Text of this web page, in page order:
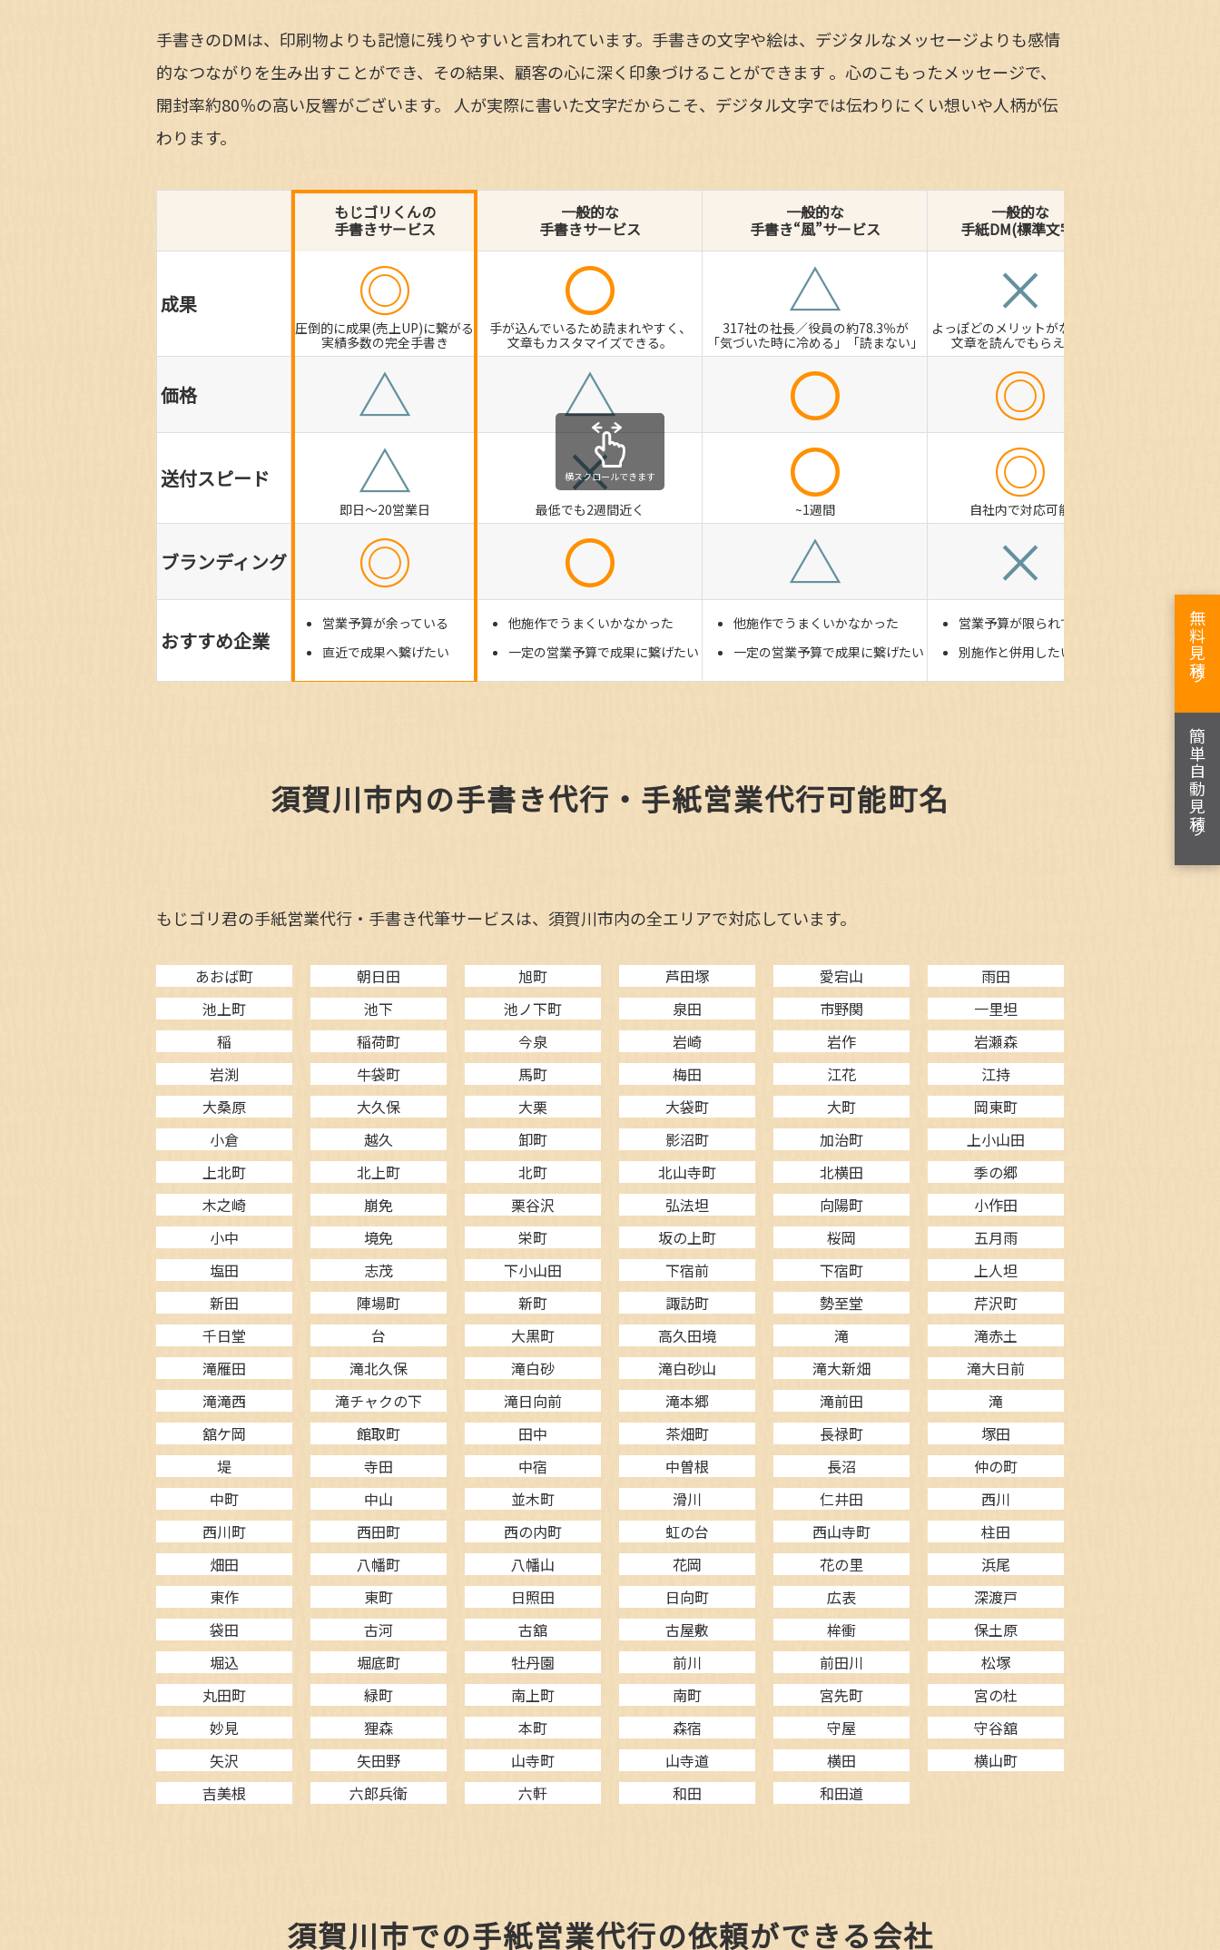
手書きのDMは、印刷物よりも記憶に残りやすいと言われています。手書きの文字や絵は、デジタルなメッセージよりも感情
的なつながりを生み出すことができ、その結果、顧客の心に深く印象づけることができます 。心のこもったメッセージで、
開封率約80％の高い反響がございます。 人が実際に書いた文字だからこそ、デジタル文字では伝わりにくい想いや人柄が伝
わります。
もじゴリくんの
手書きサービス
一般的な
手書きサービス
一般的な
手書き“風”サービス
一般的な
手紙DM(標準文字)
成果 ◎
圧倒的に成果(売上UP)に繋がる
実績多数の完全手書き
〇
手が込んでいるため読まれやすく、
文章もカスタマイズできる。
△
317社の社長／役員の約78.3％が
「気づいた時に冷める」「読まない」
×
よっぽどのメリットがない限り
文章を読んでもらえない
価格 △ △ 〇 ◎
送付スピード △
即日～20営業日
×
最低でも2週間近く
〇
~1週間
◎
自社内で対応可能
ブランディング ◎ 〇 △ ×
おすすめ企業
営業予算が余っている
直近で成果へ繋げたい
他施作でうまくいかなかった
一定の営業予算で成果に繋げたい
他施作でうまくいかなかった
一定の営業予算で成果に繋げたい
営業予算が限られている
別施作と併用したい
横スクロールできます
須賀川市内の手書き代行・手紙営業代行可能町名
もじゴリ君の手紙営業代行・手書き代筆サービスは、須賀川市内の全エリアで対応しています。
あおば町 朝日田 旭町 芦田塚 愛宕山
雨田
池上町
池下 池ノ下町 泉田 市野関
一里坦
稲
稲荷町 今泉 岩崎 岩作
岩瀬森
岩渕
牛袋町 馬町 梅田 江花
江持
大桑原
大久保 大栗 大袋町 大町
岡東町
小倉
越久 卸町 影沼町 加治町
上小山田
上北町
北上町 北町 北山寺町 北横田
季の郷
木之崎
崩免 栗谷沢 弘法坦 向陽町
小作田
小中
境免 栄町 坂の上町 桜岡
五月雨
塩田
志茂 下小山田 下宿前 下宿町
上人坦
新田
陣場町 新町 諏訪町 勢至堂
芹沢町
千日堂
台 大黒町 高久田境 滝
滝赤土
滝雁田
滝北久保 滝白砂 滝白砂山 滝大新畑
滝大日前
滝滝西
滝チャクの下 滝日向前 滝本郷 滝前田
滝
舘ケ岡
館取町 田中 茶畑町 長禄町
塚田
堤
寺田 中宿 中曽根 長沼
仲の町
中町
中山 並木町 滑川 仁井田
西川
西川町
西田町 西の内町 虹の台 西山寺町
柱田
畑田
八幡町 八幡山 花岡 花の里
浜尾
東作
東町 日照田 日向町 広表
深渡戸
袋田
古河 古舘 古屋敷 桙衝
保土原
堀込
堀底町 牡丹園 前川 前田川
松塚
丸田町
緑町 南上町 南町 宮先町
宮の杜
妙見
狸森 本町 森宿 守屋
守谷舘
矢沢
矢田野 山寺町 山寺道 横田
横山町
吉美根
六郎兵衛 六軒 和田 和田道
須賀川市での手紙営業代行の依頼ができる会社
無料見積り
簡単自動見積り